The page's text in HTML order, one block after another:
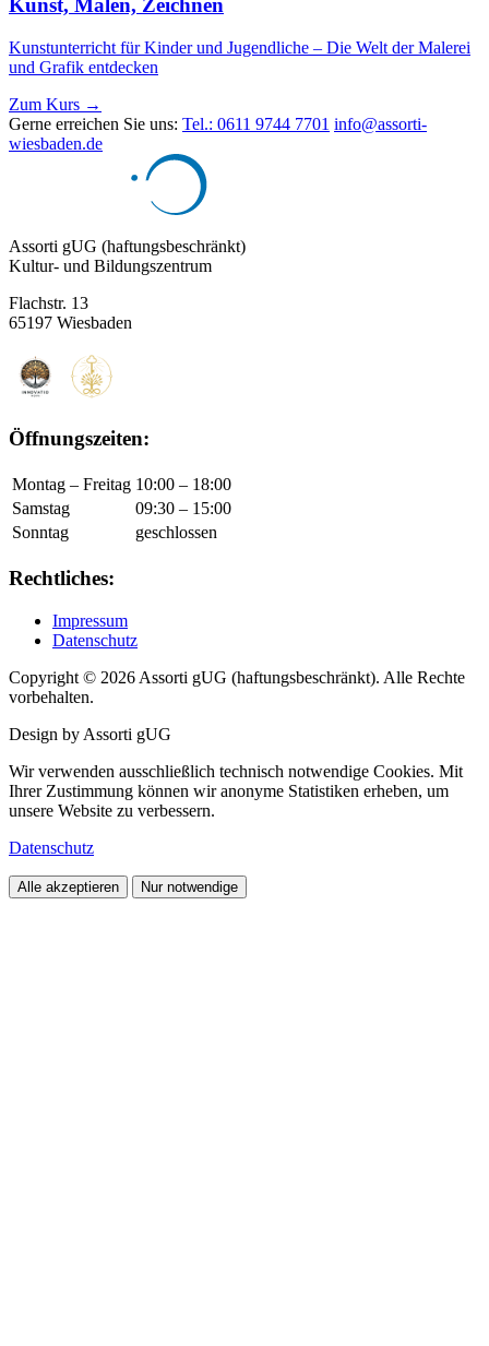
Kunst, Malen, Zeichnen
Kunstunterricht für Kinder und Jugendliche – Die Welt der Malerei
und Grafik entdecken
Zum Kurs →
Gerne erreichen Sie uns: Tel.: 0611 9744 7701 info@assorti-
wiesbaden.de
Assorti gUG (haftungsbeschränkt)
Kultur- und Bildungszentrum
Flachstr. 13
65197 Wiesbaden
Öffnungszeiten:
Montag – Freitag 10:00 – 18:00
Samstag
09:30 – 15:00
Sonntag
geschlossen
Rechtliches:
Impressum
Datenschutz
Copyright © 2026 Assorti gUG (haftungsbeschränkt). Alle Rechte
vorbehalten.
Design by Assorti gUG
Wir verwenden ausschließlich technisch notwendige Cookies. Mit
Ihrer Zustimmung können wir anonyme Statistiken erheben, um
unsere Website zu verbessern.
Datenschutz
Alle akzeptieren Nur notwendige